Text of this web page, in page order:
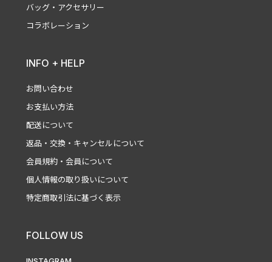
バッグ・アクセサリー
コラボレーション
INFO + HELP
お問い合わせ
お支払い方法
配送について
返品・交換・キャンセルについて
会員規約・会員について
個人情報の取り扱いについて
特定商取引法に基づく表示
FOLLOW US